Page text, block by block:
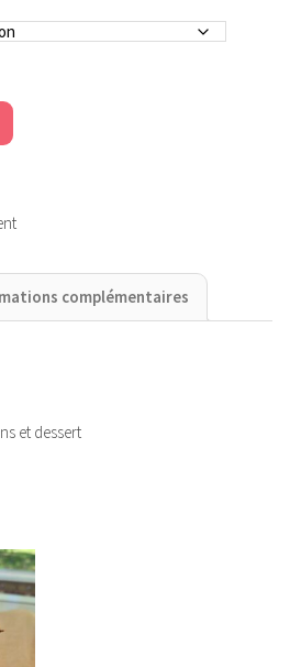
complémentaires
et dessert